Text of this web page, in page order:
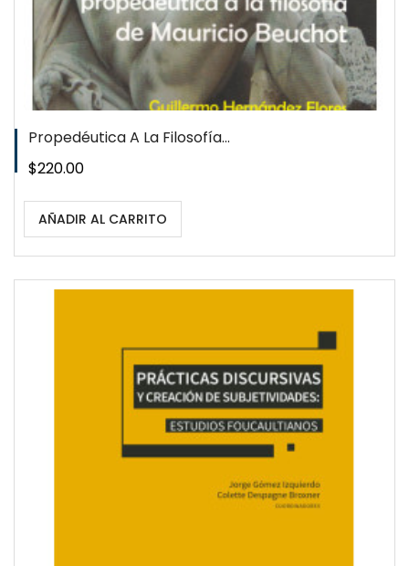
Propedéutica A La Filosofía...
Precio
$220.00
AÑADIR AL CARRITO